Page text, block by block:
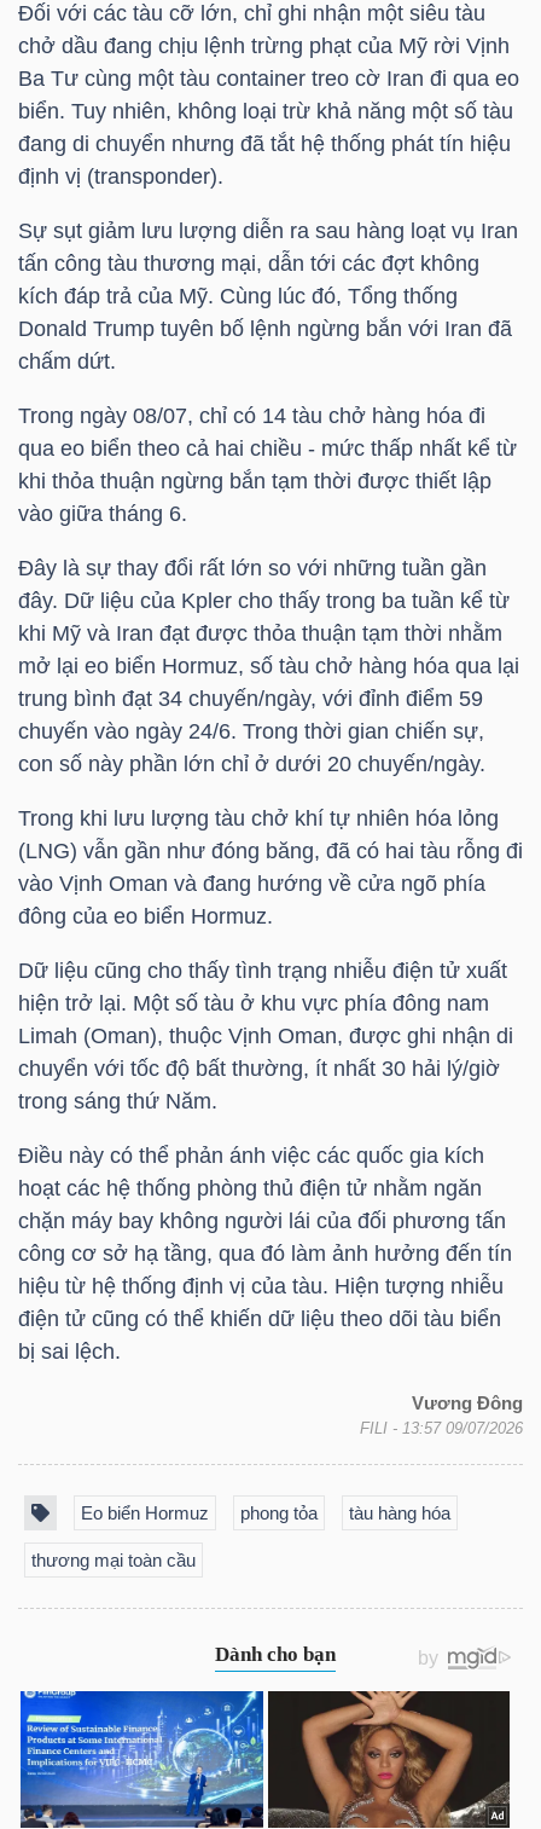
Đối với các tàu cỡ lớn, chỉ ghi nhận một siêu tàu
chở dầu đang chịu lệnh trừng phạt của Mỹ rời Vịnh
Ba Tư cùng một tàu container treo cờ Iran đi qua eo
biển. Tuy nhiên, không loại trừ khả năng một số tàu
đang di chuyển nhưng đã tắt hệ thống phát tín hiệu
định vị (transponder).
Sự sụt giảm lưu lượng diễn ra sau hàng loạt vụ Iran
tấn công tàu thương mại, dẫn tới các đợt không
kích đáp trả của Mỹ. Cùng lúc đó, Tổng thống
Donald Trump tuyên bố lệnh ngừng bắn với Iran đã
chấm dứt.
Trong ngày 08/07, chỉ có 14 tàu chở hàng hóa đi
qua eo biển theo cả hai chiều - mức thấp nhất kể từ
khi thỏa thuận ngừng bắn tạm thời được thiết lập
vào giữa tháng 6.
Đây là sự thay đổi rất lớn so với những tuần gần
đây. Dữ liệu của Kpler cho thấy trong ba tuần kể từ
khi Mỹ và Iran đạt được thỏa thuận tạm thời nhằm
mở lại eo biển Hormuz, số tàu chở hàng hóa qua lại
trung bình đạt 34 chuyến/ngày, với đỉnh điểm 59
chuyến vào ngày 24/6. Trong thời gian chiến sự,
con số này phần lớn chỉ ở dưới 20 chuyến/ngày.
Trong khi lưu lượng tàu chở khí tự nhiên hóa lỏng
(LNG) vẫn gần như đóng băng, đã có hai tàu rỗng đi
vào Vịnh Oman và đang hướng về cửa ngõ phía
đông của eo biển Hormuz.
Dữ liệu cũng cho thấy tình trạng nhiễu điện tử xuất
hiện trở lại. Một số tàu ở khu vực phía đông nam
Limah (Oman), thuộc Vịnh Oman, được ghi nhận di
chuyển với tốc độ bất thường, ít nhất 30 hải lý/giờ
trong sáng thứ Năm.
Điều này có thể phản ánh việc các quốc gia kích
hoạt các hệ thống phòng thủ điện tử nhằm ngăn
chặn máy bay không người lái của đối phương tấn
công cơ sở hạ tầng, qua đó làm ảnh hưởng đến tín
hiệu từ hệ thống định vị của tàu. Hiện tượng nhiễu
điện tử cũng có thể khiến dữ liệu theo dõi tàu biển
bị sai lệch.
Vương Đông
FILI - 13:57 09/07/2026
Eo biển Hormuz phong tỏa tàu hàng hóa
thương mại toàn cầu
HÓA
KINH
TẾ
THẾ
GIỚI
ĐÔNG
DƯƠNG
TÀI
CÁ
NHÂN
TÍCH
VIETSTOCKFINANCE
VĨ
MÔ
NGÀNH
DOANH
NGHIỆP
PHÁI
PHIẾU